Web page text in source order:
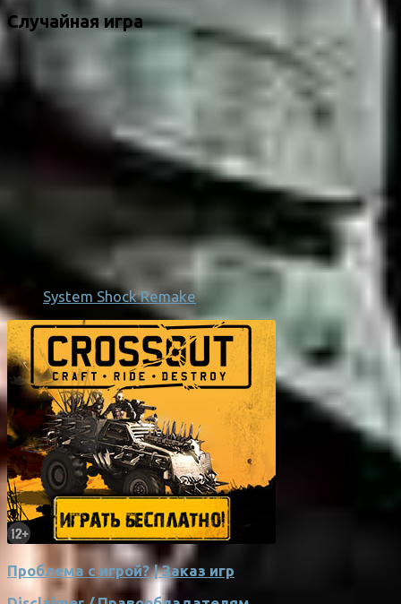
Случайная игра
System Shock Remake
Проблема с игрой? | Заказ игр